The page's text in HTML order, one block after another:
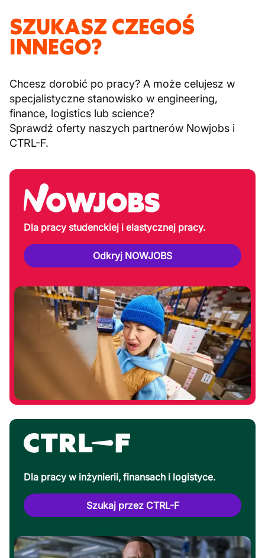
SZUKASZ CZEGOŚ
INNEGO?
Chcesz dorobić po pracy? A może celujesz w
specjalistyczne stanowisko w engineering,
finance, logistics lub science?
Sprawdź oferty naszych partnerów Nowjobs i
CTRL-F.
Dla pracy studenckiej i elastycznej pracy.
Odkryj NOWJOBS
Dla pracy w inżynierii, finansach i logistyce.
Szukaj przez CTRL-F